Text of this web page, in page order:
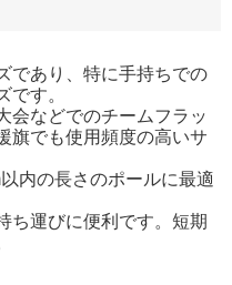
であり、特に手持ちでの
です。
会などでのチームフラッ
旗でも使用頻度の高いサ
内の長さのポールに最適
ち運びに便利です。短期